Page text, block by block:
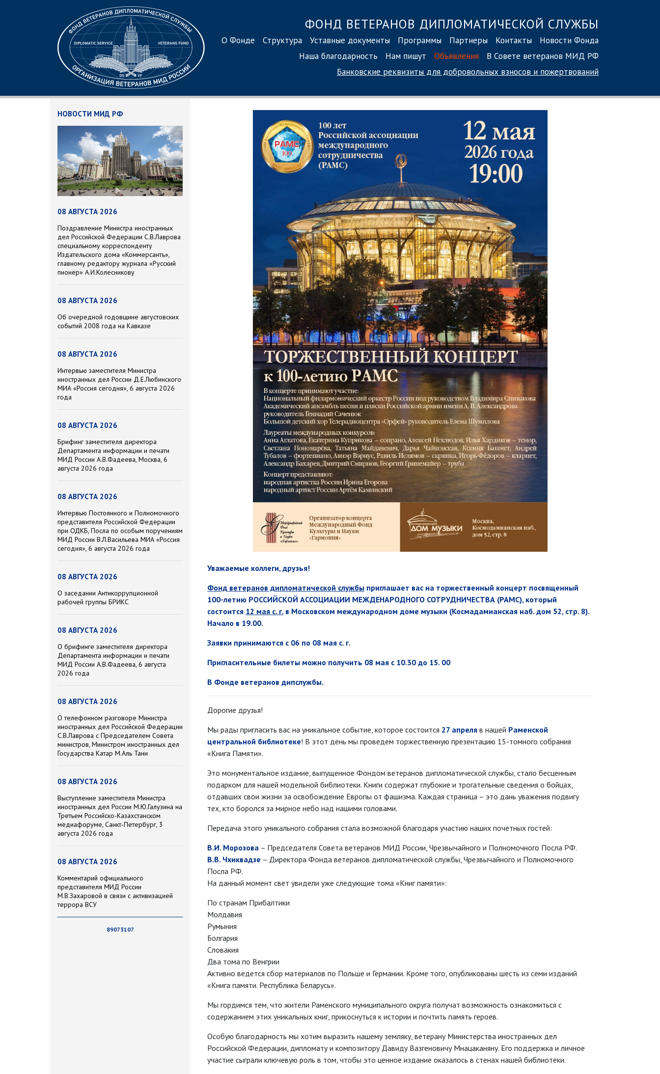
ФОНД ВЕТЕРАНОВ ДИПЛОМАТИЧЕСКОЙ СЛУЖБЫ
О Фонде Структура Уставные документы Программы Партнеры Контакты
Новости Фонда
Наша благодарность
Нам пишут Объявления
В Совете ветеранов МИД РФ
Банковские реквизиты для добровольных взносов и пожертвований
НОВОСТИ МИД РФ
08 АВГУСТА 2026
Поздравление Министра иностранных
дел Российской Федерации С.В.Лаврова
специальному корреспонденту
Издательского дома «Коммерсантъ»,
главному редактору журнала «Русский
пионер» А.И.Колесникову
08 АВГУСТА 2026
Об очередной годовщине августовских
событий 2008 года на Кавказе
08 АВГУСТА 2026
Интервью заместителя Министра
иностранных дел России Д.Е.Любинского
МИА «Россия сегодня», 6 августа 2026
года
08 АВГУСТА 2026
Брифинг заместителя директора
Департамента информации и печати
МИД России А.В.Фадеева, Москва, 6
августа 2026 года
08 АВГУСТА 2026
Интервью Постоянного и Полномочного
представителя Российской Федерации
при ОДКБ, Посла по особым поручениям
МИД России В.Л.Васильева МИА «Россия
сегодня», 6 августа 2026 года
08 АВГУСТА 2026
О заседании Антикоррупционной
рабочей группы БРИКС
08 АВГУСТА 2026
О брифинге заместителя директора
Департамента информации и печати
МИД России А.В.Фадеева, 6 августа
2026 года
08 АВГУСТА 2026
О телефонном разговоре Министра
иностранных дел Российской Федерации
С.В.Лаврова с Председателем Совета
министров, Министром иностранных дел
Государства Катар М.Аль Тани
08 АВГУСТА 2026
Выступление заместителя Министра
иностранных дел России М.Ю.Галузина на
Третьем Российско-Казахстанском
медиафоруме, Санкт-Петербург, 3
августа 2026 года
08 АВГУСТА 2026
Комментарий официального
представителя МИД России
М.В.Захаровой в связи с активизацией
террора ВСУ
89073107
Уважаемые коллеги, друзья!
Фонд ветеранов дипломатической службы приглашает вас на торжественный концерт посвященный
100-летию РОССИЙСКОЙ АССОЦИАЦИИ МЕЖДЕНАРОДНОГО СОТРУДНИЧЕСТВА (РАМС), который
состоится 12 мая с. г. в Московском международном доме музыки (Космадамианская наб. дом 52, стр. 8).
Начало в 19.00.
Заявки принимаются с 06 по 08 мая с. г.
Пригласительные билеты можно получить 08 мая c 10.30 до 15. 00
В Фонде ветеранов дипслужбы.
Дорогие друзья!
Мы рады пригласить вас на уникальное событие, которое состоится 27 апреля в нашей Раменской
центральной библиотеке! В этот день мы проведем торжественную презентацию 15-томного собрания
«Книга Памяти».
Это монументальное издание, выпущенное Фондом ветеранов дипломатической службы, стало бесценным
подарком для нашей модельной библиотеки. Книги содержат глубокие и трогательные сведения о бойцах,
отдавших свои жизни за освобождение Европы от фашизма. Каждая страница – это дань уважения подвигу
тех, кто боролся за мирное небо над нашими головами.
Передача этого уникального собрания стала возможной благодаря участию наших почетных гостей:
В.И. Морозова – Председателя Совета ветеранов МИД России, Чрезвычайного и Полномочного Посла РФ.
В.В. Чхиквадзе – Директора Фонда ветеранов дипломатической службы, Чрезвычайного и Полномочного
Посла РФ.
На данный момент свет увидели уже следующие тома «Книг памяти»:
По странам Прибалтики
Молдавия
Румыния
Болгария
Словакия
Два тома по Венгрии
Активно ведется сбор материалов по Польше и Германии. Кроме того, опубликованы шесть из семи изданий
«Книга памяти. Республика Беларусь».
Мы гордимся тем, что жители Раменского муниципального округа получат возможность ознакомиться с
содержанием этих уникальных книг, прикоснуться к истории и почтить память героев.
Особую благодарность мы хотим выразить нашему земляку, ветерану Министерства иностранных дел
Российской Федерации, дипломату и композитору Давиду Вазгеновичу Мнацаканяну. Его поддержка и личное
участие сыграли ключевую роль в том, чтобы это ценное издание оказалось в стенах нашей библиотеки.